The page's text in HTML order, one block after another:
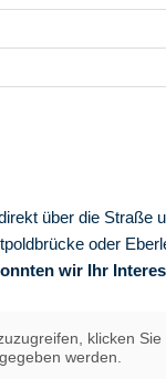
über die Straße
oder
wir Ihr
klicken
werden.